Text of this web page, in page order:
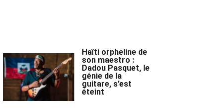
Haïti orpheline de
son maestro :
Dadou Pasquet, le
génie de la
guitare, s’est
éteint